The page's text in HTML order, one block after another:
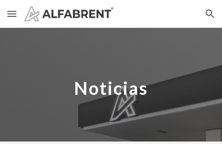
Skip to main content Skip to navigation
Noticias